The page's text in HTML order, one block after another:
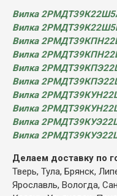
Вилка
Вилка
Вилка
Вилка
Вилка
Вилка
Вилка
Вилка
Вилка
Вилка
Делаем доставку по
Тверь, Тула, Брянск,
Ярославль, Вологда,